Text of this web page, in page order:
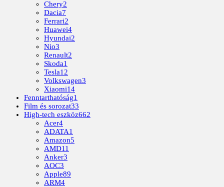
Chery2
Dacia7
Ferrari2
Huawei4
Hyundai2
Nio3
Renault2
Skoda1
Tesla12
Volkswagen3
Xiaomi14
Fenntarthatóság1
Film és sorozat33
High-tech eszköz662
Acer4
ADATA1
Amazon5
AMD11
Anker3
AOC3
Apple89
ARM4